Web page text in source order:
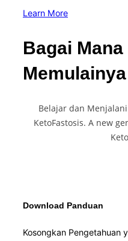
Learn More
Bagai Mana
Belajar dan
KetoFastosis. A new
Download Panduan
Kosongkan Pengetahuan